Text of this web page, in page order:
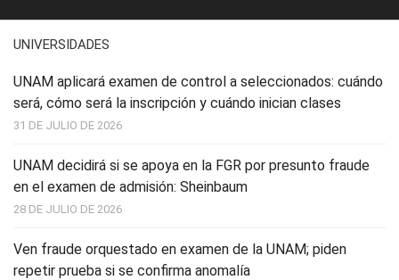
UNIVERSIDADES
UNAM aplicará examen de control a seleccionados: cuándo
será, cómo será la inscripción y cuándo inician clases
31 DE JULIO DE 2026
UNAM decidirá si se apoya en la FGR por presunto fraude
en el examen de admisión: Sheinbaum
28 DE JULIO DE 2026
Ven fraude orquestado en examen de la UNAM; piden
repetir prueba si se confirma anomalía